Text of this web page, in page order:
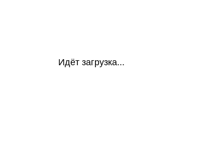
Идёт загрузка...